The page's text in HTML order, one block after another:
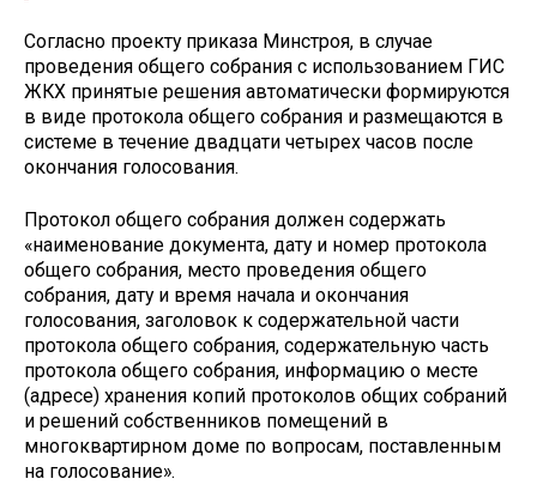
Согласно проекту приказа Минстроя, в случае
проведения общего собрания с использованием ГИС
ЖКХ принятые решения автоматически формируются
‎в виде протокола общего собрания и размещаются в
системе в течение двадцати четырех часов после
окончания голосования.
Протокол общего собрания должен содержать
«наименование документа, дату и номер протокола
общего собрания, место проведения общего
собрания, дату и время начала ‎и окончания
голосования, заголовок к содержательной части
протокола общего собрания, содержательную часть
протокола общего собрания, информацию о месте
(адресе) хранения копий протоколов общих собраний
и решений собственников помещений в
многоквартирном доме по вопросам, поставленным
на голосование».